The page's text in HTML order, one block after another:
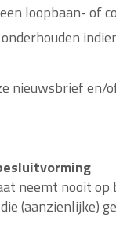
loopbaan- of
nieuwsbrief
neemt nooit
(aanzienlijke)